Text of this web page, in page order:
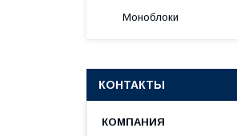
Моноблоки
КОНТАКТЫ